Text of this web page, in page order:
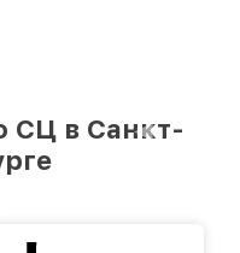
СЦ в Санкт-